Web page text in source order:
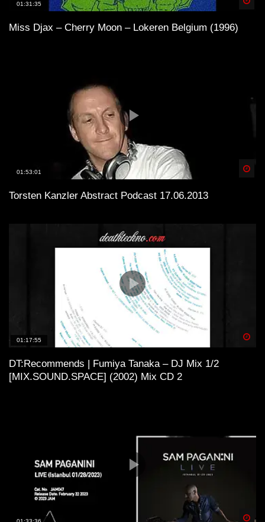
01:31:35
Miss Djax – Cherry Moon – Lokeren Belgium (1996)
01:53:01
Torsten Kanzler Abstract Podcast 17.06.2013
01:17:55
DT:Recommends | Fumiya Tanaka – DJ Mix 1/2
[MIX.SOUND.SPACE] (2002) Mix CD 2